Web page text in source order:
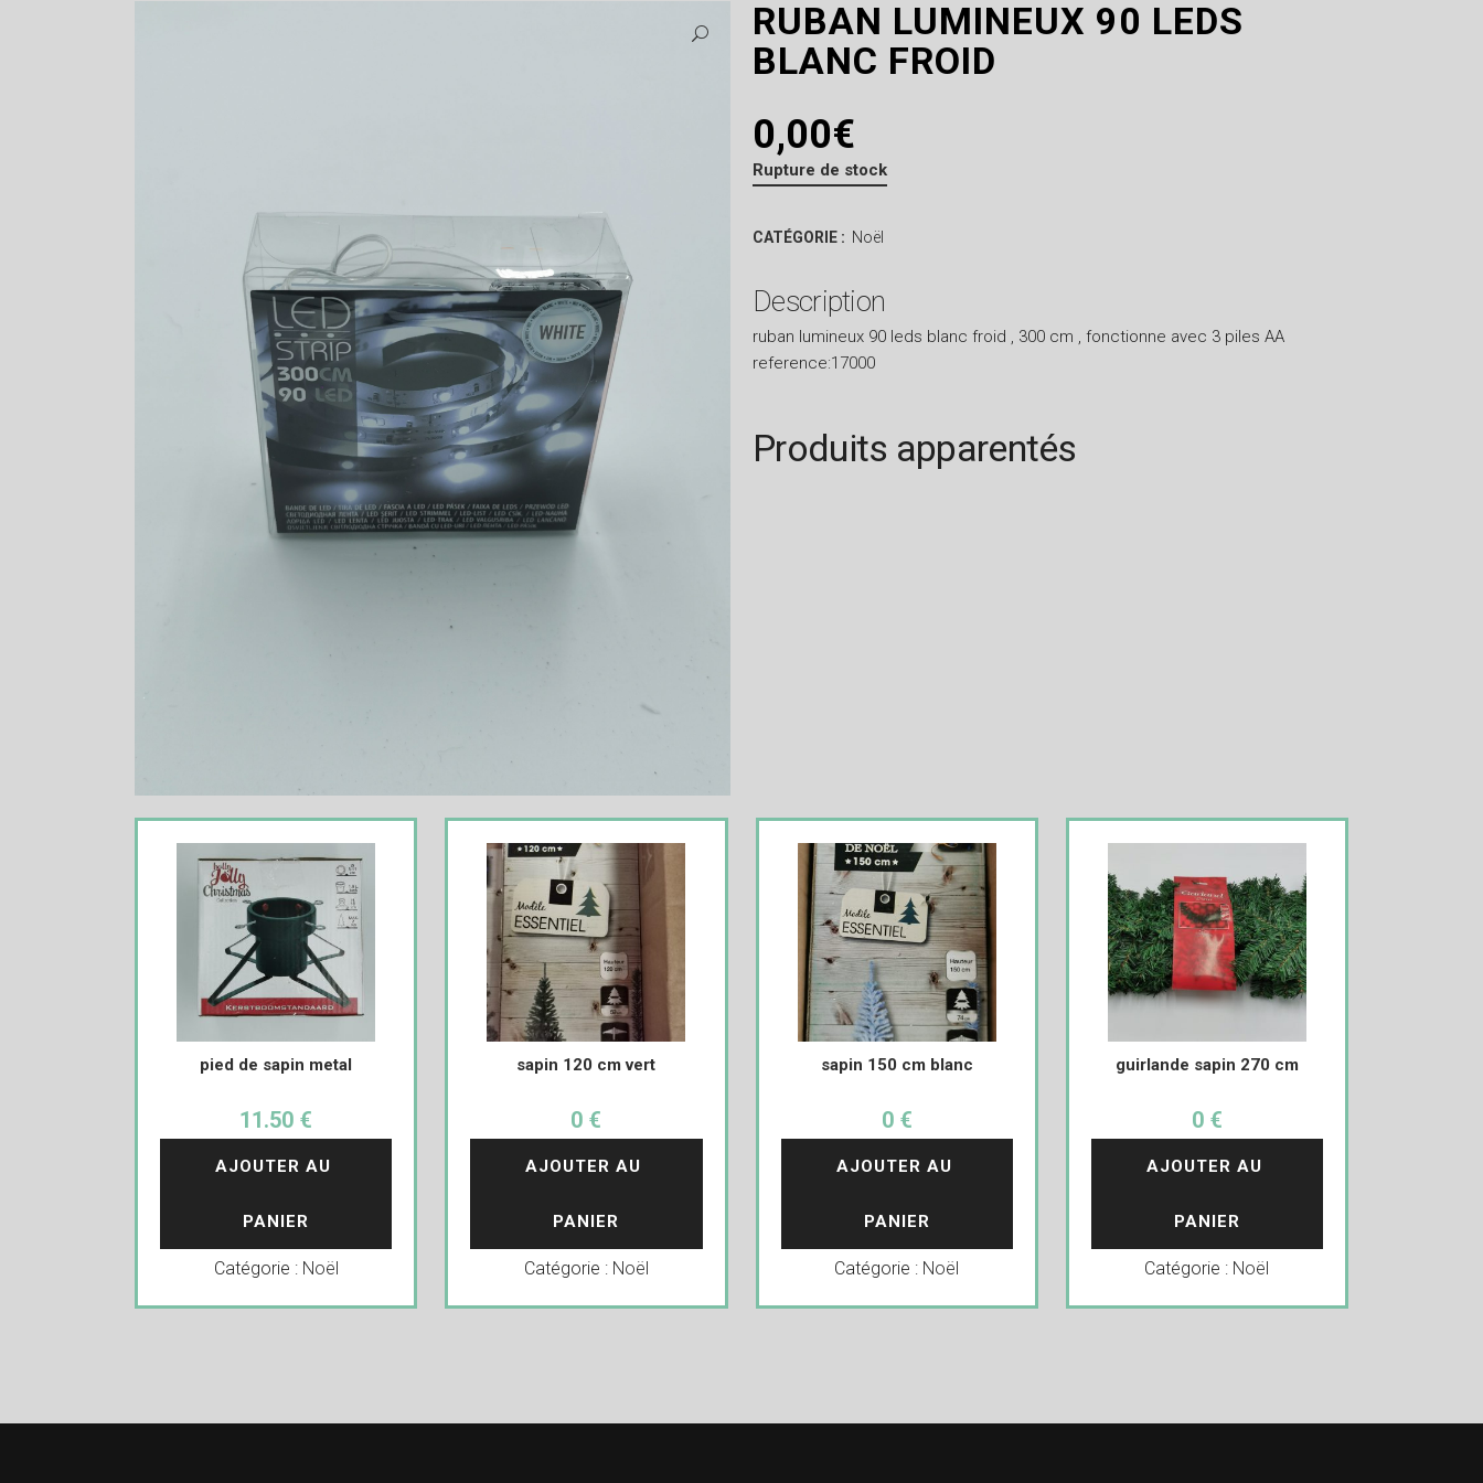
RUBAN LUMINEUX 90 LEDS
BLANC FROID
0,00€
Rupture de stock
CATÉGORIE : Noël
Description
ruban lumineux 90 leds blanc froid , 300 cm , fonctionne avec 3 piles AA
reference:17000
Produits apparentés
pied de sapin metal
11.50 €
AJOUTER AU
PANIER
Catégorie : Noël
sapin 120 cm vert
0 €
AJOUTER AU
PANIER
Catégorie : Noël
sapin 150 cm blanc
0 €
AJOUTER AU
PANIER
Catégorie : Noël
guirlande sapin 270 cm
0 €
AJOUTER AU
PANIER
Catégorie : Noël